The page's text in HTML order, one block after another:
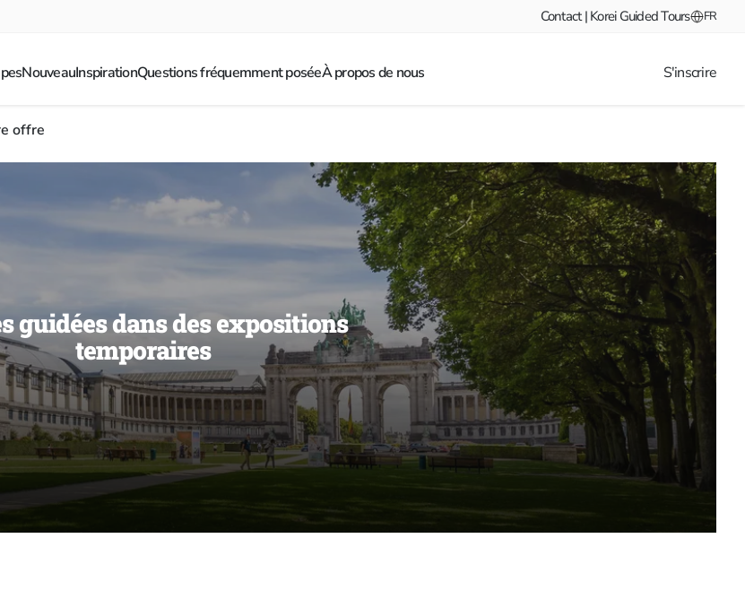
Contact | Korei Guided Tours FR
NouveauInspirationQuestions fréquemment poséeÀ propos de nous S'inscrire
offre
guidées dans des expositions
temporaires